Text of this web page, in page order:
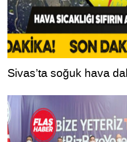
Sivas’ta soğuk hava